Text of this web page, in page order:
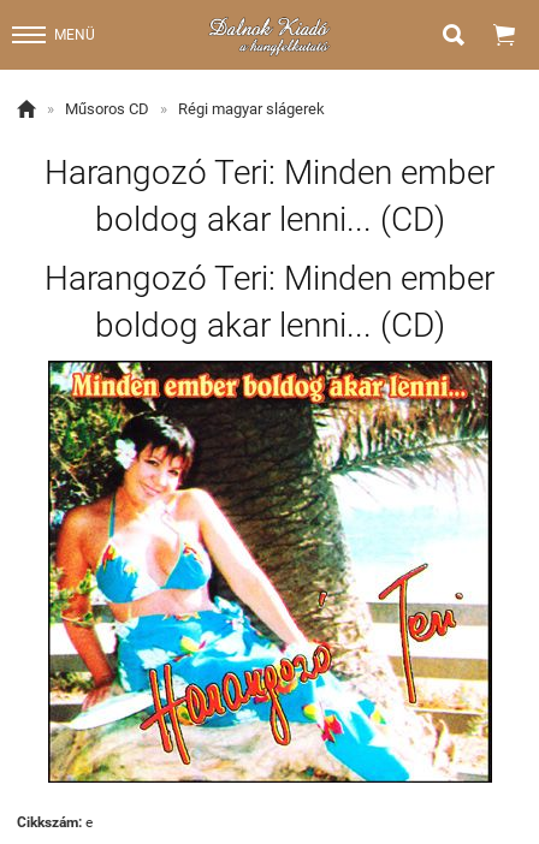
MENÜ  
 » Műsoros CD » Régi magyar slágerek
Harangozó Teri: Minden ember
boldog akar lenni... (CD)
Harangozó Teri: Minden ember
boldog akar lenni... (CD)
Cikkszám: e